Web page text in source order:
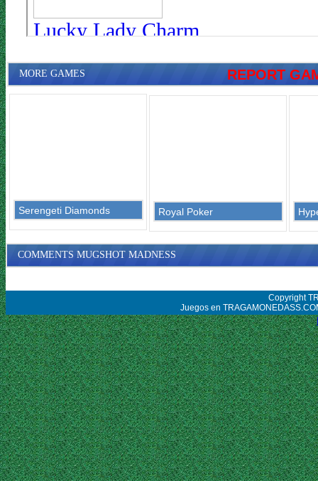
REPORT
MORE GAMES
Serengeti Diamonds Royal Poker
COMMENTS MUGSHOT MADNESS
Copyright
Juegos en